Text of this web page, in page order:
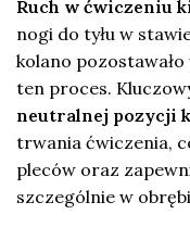
Ruch w ćwiczeniu
nogi do tyłu w
kolano
ten proces.
neutralnej pozycji
trwania ćwiczenia,
pleców oraz
szczególnie w